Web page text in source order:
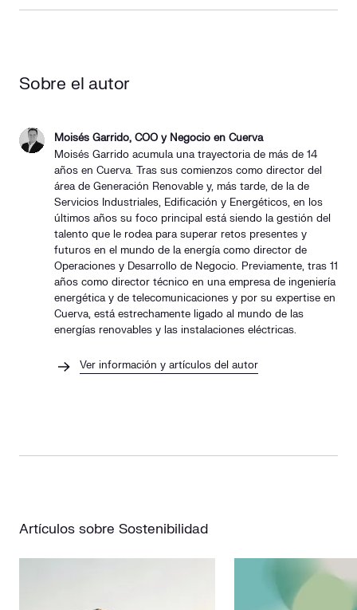
Sobre el autor
Moisés Garrido, COO y Negocio en Cuerva
Moisés Garrido acumula una trayectoria de más de 14
años en Cuerva. Tras sus comienzos como director del
área de Generación Renovable y, más tarde, de la de
Servicios Industriales, Edificación y Energéticos, en los
últimos años su foco principal está siendo la gestión del
talento que le rodea para superar retos presentes y
futuros en el mundo de la energía como director de
Operaciones y Desarrollo de Negocio. Previamente, tras 11
años como director técnico en una empresa de ingeniería
energética y de telecomunicaciones y por su expertise en
Cuerva, está estrechamente ligado al mundo de las
energías renovables y las instalaciones eléctricas.
Ver información y artículos del autor
Artículos sobre Sostenibilidad